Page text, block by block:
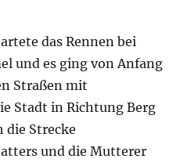
Passagen
Hütte
traumhaften
Blicken auf das
kam die erste Querung
Abstieg zur Schlicker